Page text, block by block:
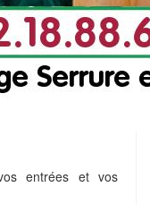
entrées et vos